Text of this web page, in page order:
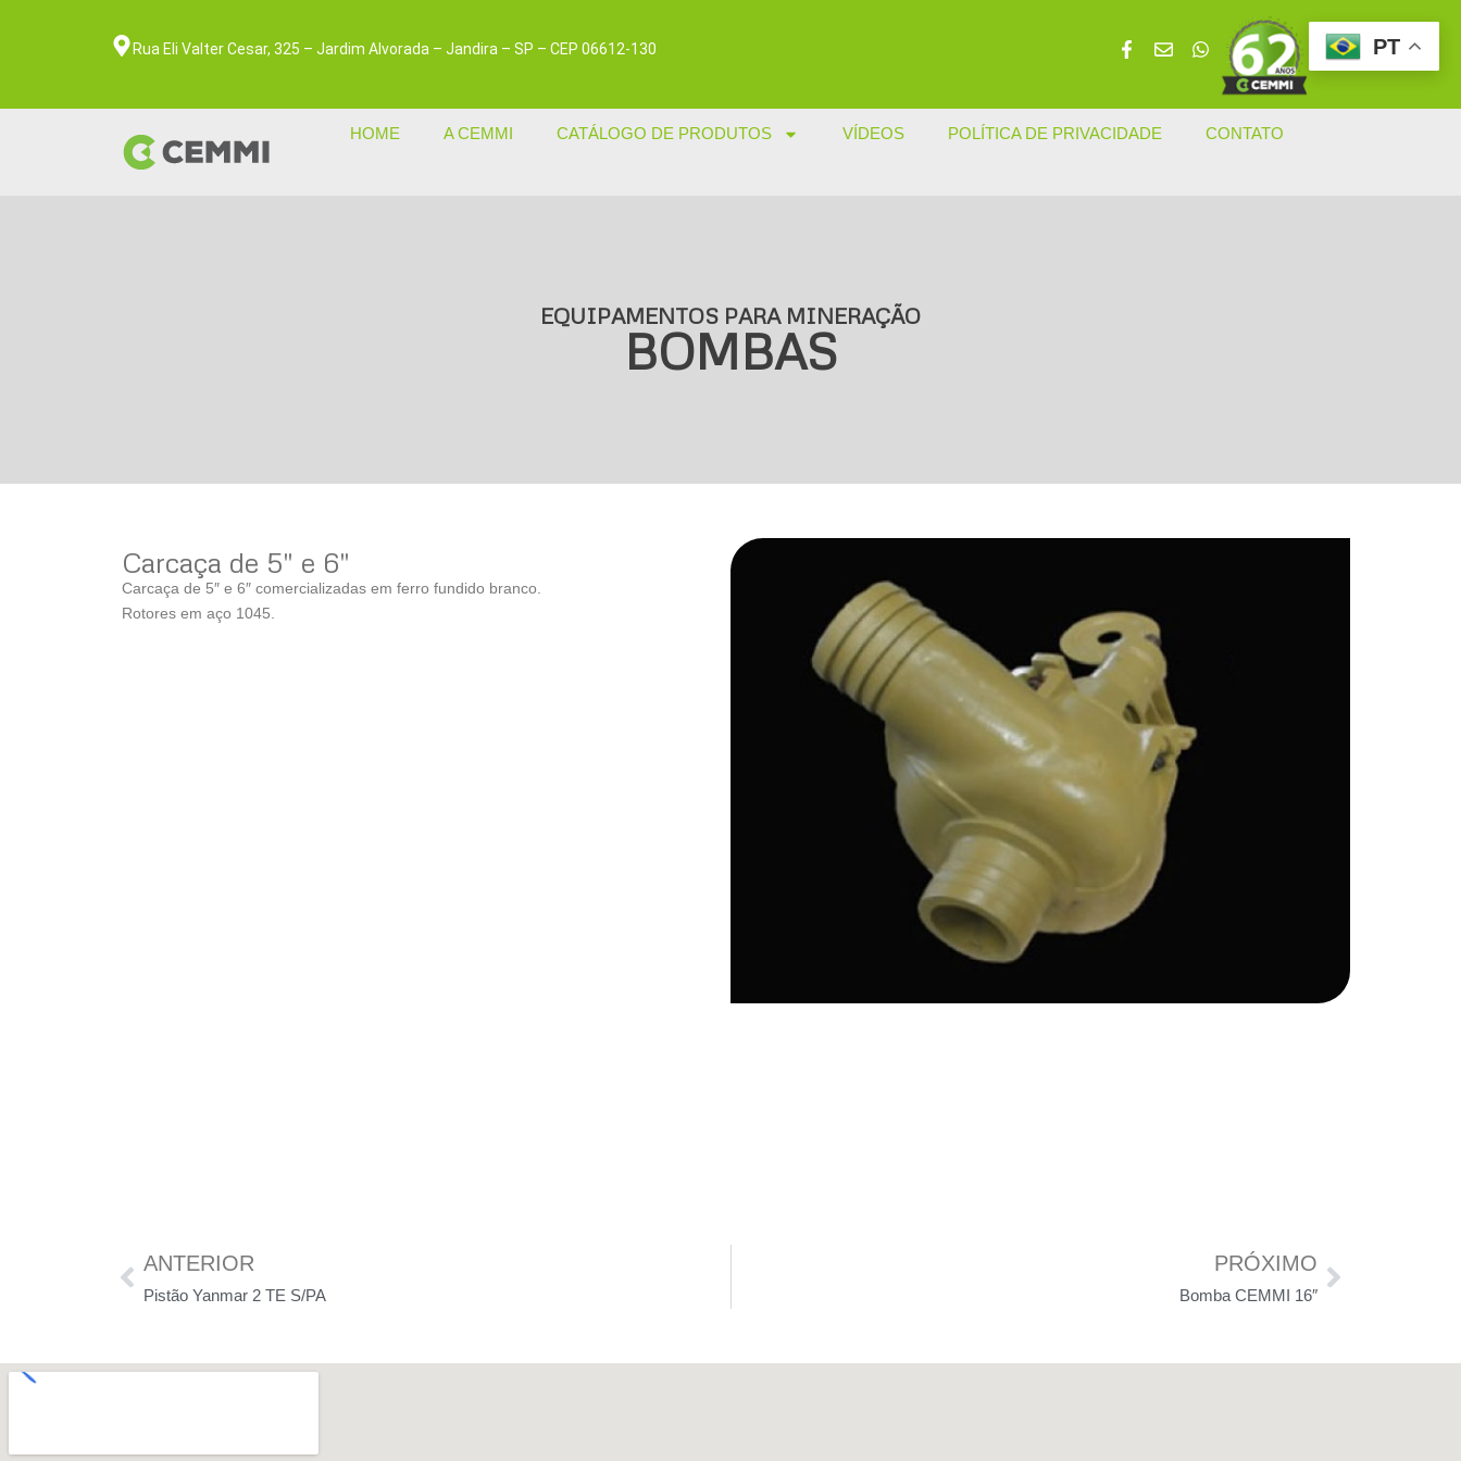
Rua Eli Valter Cesar, 325 – Jardim Alvorada – Jandira – SP – CEP 06612-130
HOME A CEMMI CATÁLOGO DE PRODUTOS VÍDEOS POLÍTICA DE PRIVACIDADE CONTATO
EQUIPAMENTOS PARA MINERAÇÃO
BOMBAS
Carcaça de 5″ e 6″
Carcaça de 5″ e 6″ comercializadas em ferro fundido branco.
Rotores em aço 1045.
ANTERIOR
Pistão Yanmar 2 TE S/PA
PRÓXIMO
Bomba CEMMI 16″
PT